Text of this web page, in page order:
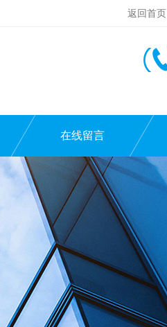
返回首页
在线留言